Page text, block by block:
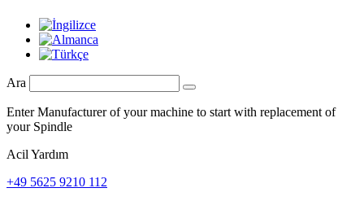
Ara
Enter Manufacturer of your machine to start with replacement of
your Spindle
Acil Yardım
+49 5625 9210 112